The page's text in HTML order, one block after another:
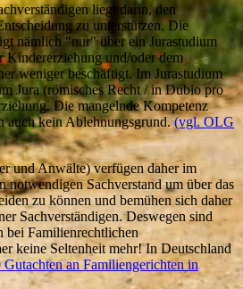
liegt darin, den
zu unterstützen. Die
nämlich "nur" über ein Jurastudium
Kindererziehung und/oder dem
weniger beschäftigt. Im Jurastudium
Jura (römisches Recht / in Dubio pro
Die mangelnde Kompetenz
auch kein Ablehnungsgrund.(vgl. OLG
und Anwälte) verfügen daher im
notwendigen Sachverstand um über das
zu können und bemühen sich daher
Sachverständigen. Deswegen sind
bei Familienrechtlichen
keine Seltenheit mehr! In Deutschland
Gutachten an Familiengerichten in